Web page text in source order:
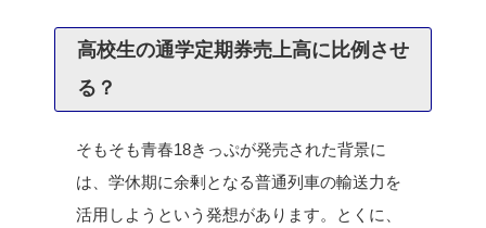
高校生の通学定期券売上高に比例させ
る？
そもそも青春18きっぷが発売された背景に
は、学休期に余剰となる普通列車の輸送力を
活用しようという発想があります。とくに、